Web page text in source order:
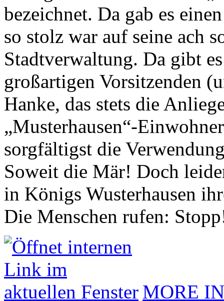
bezeichnet. Da gab es
so stolz war auf seine ach
Stadtverwaltung. Da gibt
großartigen Vorsitzenden
Hanke, das stets die
„Musterhausen“-
sorgfältigst die
Soweit die Mär! Doch
in Königs Wusterhausen
Die Menschen rufen:
MORE